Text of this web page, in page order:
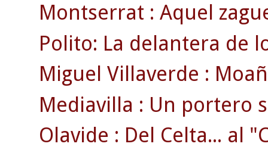
Montserrat : Aquel
Polito: La delantera de
Miguel Villaverde :
Mediavilla : Un portero
Olavide : Del Celta... al